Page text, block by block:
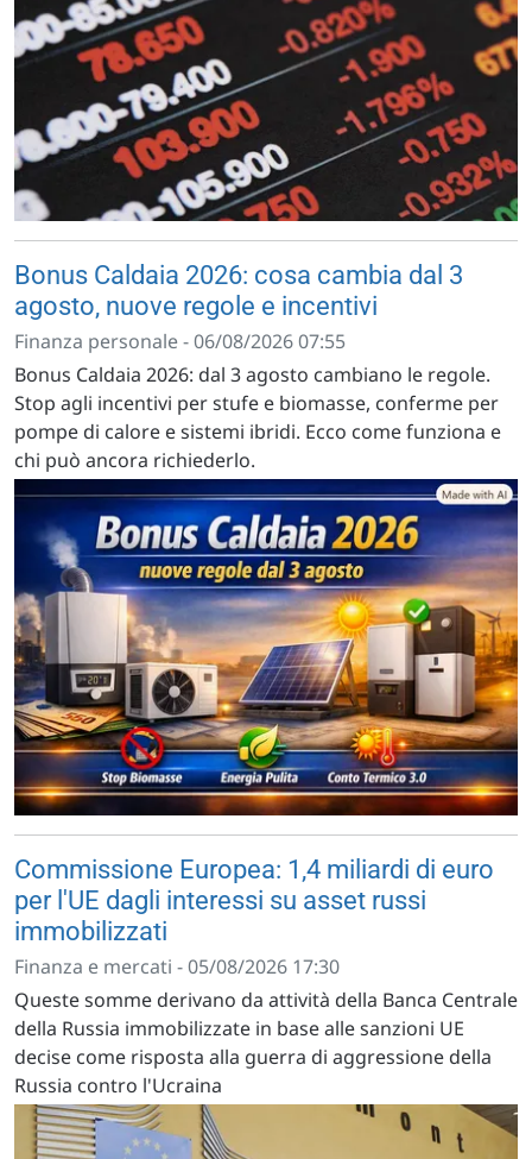
Bonus Caldaia 2026: cosa cambia dal 3
agosto, nuove regole e incentivi
Finanza personale - 06/08/2026 07:55
Bonus Caldaia 2026: dal 3 agosto cambiano le regole.
Stop agli incentivi per stufe e biomasse, conferme per
pompe di calore e sistemi ibridi. Ecco come funziona e
chi può ancora richiederlo.
Commissione Europea: 1,4 miliardi di euro
per l'UE dagli interessi su asset russi
immobilizzati
Finanza e mercati - 05/08/2026 17:30
Queste somme derivano da attività della Banca Centrale
della Russia immobilizzate in base alle sanzioni UE
decise come risposta alla guerra di aggressione della
Russia contro l'Ucraina